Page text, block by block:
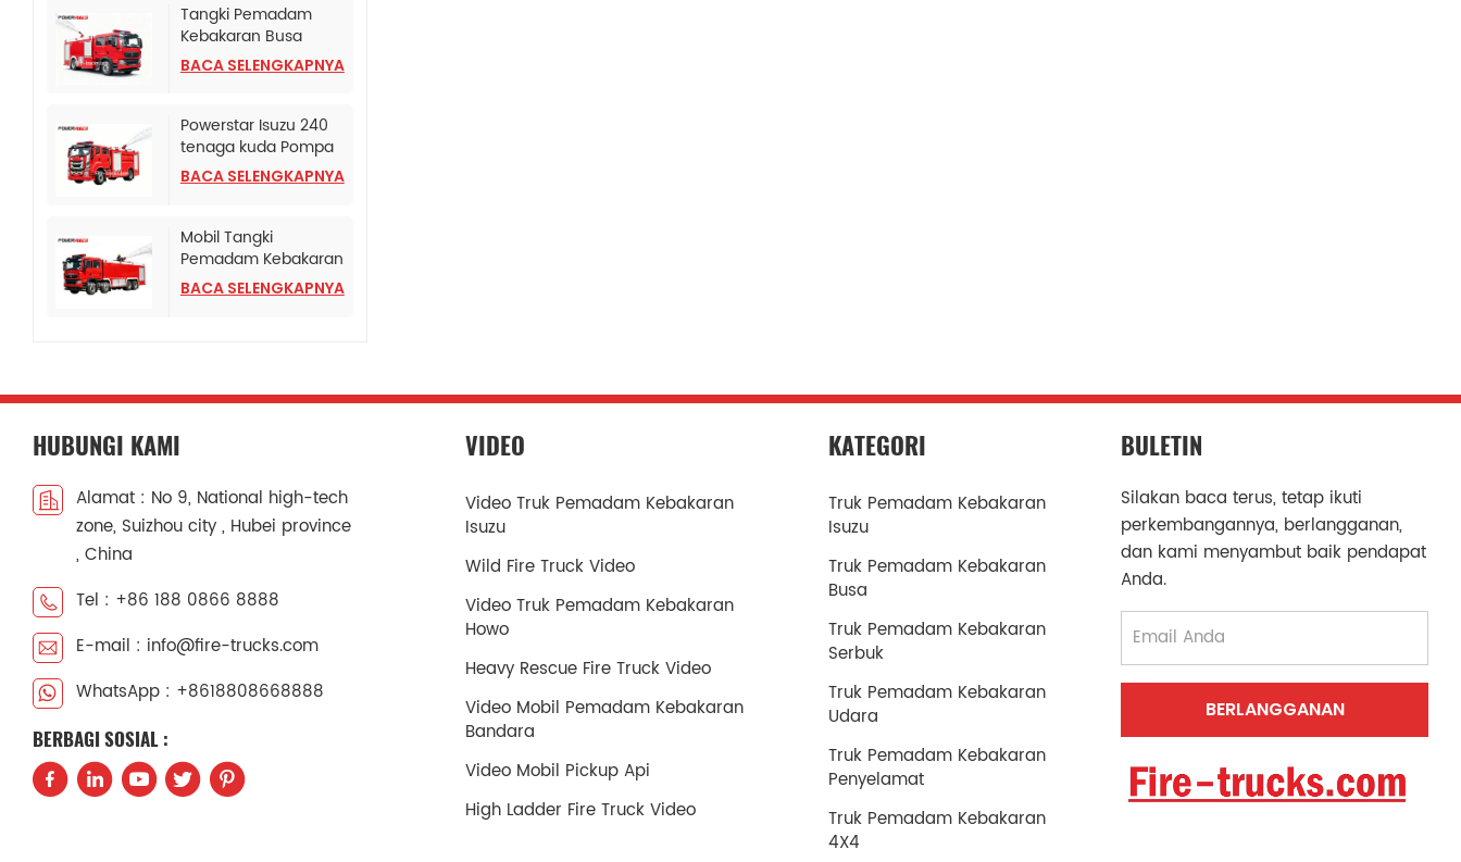
Tangki Pemadam
Kebakaran Busa
Terpasang di Truk
SINOTRUK HOWO TX
BACA SELENGKAPNYA
Powerstar Isuzu 240
tenaga kuda Pompa
Pemadam Kebakaran
Darurat
BACA SELENGKAPNYA
Mobil Tangki
Pemadam Kebakaran
HOWO TX Dengan
Pompa Pemadam
BACA SELENGKAPNYA
HUBUNGI KAMI
Alamat : No 9, National high-tech
zone, Suizhou city , Hubei province
, China
Tel : +86 188 0866 8888
E-mail : info@fire-trucks.com
WhatsApp : +8618808668888
BERBAGI SOSIAL :
VIDEO
Video Truk Pemadam Kebakaran
Isuzu
Wild Fire Truck Video
Video Truk Pemadam Kebakaran
Howo
Heavy Rescue Fire Truck Video
Video Mobil Pemadam Kebakaran
Bandara
Video Mobil Pickup Api
High Ladder Fire Truck Video
KATEGORI
Truk Pemadam Kebakaran
Isuzu
Truk Pemadam Kebakaran
Busa
Truk Pemadam Kebakaran
Serbuk
Truk Pemadam Kebakaran
Udara
Truk Pemadam Kebakaran
Penyelamat
Truk Pemadam Kebakaran
4X4
BULETIN
Silakan baca terus, tetap ikuti
perkembangannya, berlangganan,
dan kami menyambut baik pendapat
Anda.